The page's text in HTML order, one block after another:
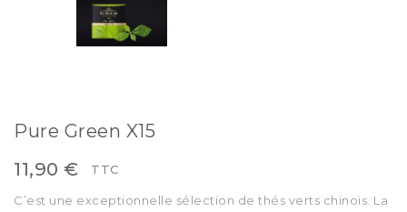
Pure Green X15
11,90 €
TTC
C’est une exceptionnelle sélection de thés verts chinois. La